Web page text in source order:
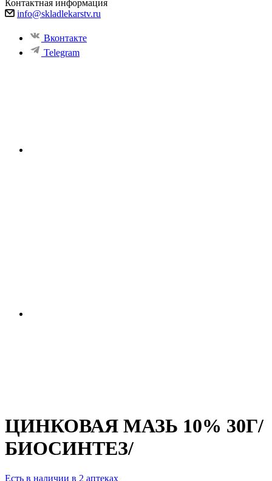
Контактная информация
info@skladlekarstv.ru
Вконтакте
Telegram
ЦИНКОВАЯ МАЗЬ 10% 30Г/
БИОСИНТЕЗ/
Есть в наличии в 2 аптеках